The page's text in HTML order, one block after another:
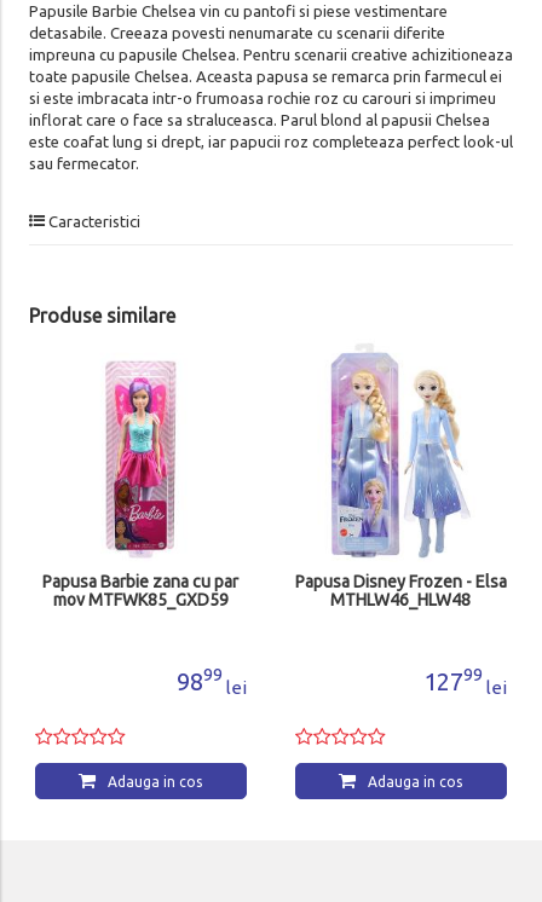
Papusile Barbie Chelsea vin cu pantofi si piese vestimentare
detasabile. Creeaza povesti nenumarate cu scenarii diferite
impreuna cu papusile Chelsea. Pentru scenarii creative achizitioneaza
toate papusile Chelsea. Aceasta papusa se remarca prin farmecul ei
si este imbracata intr-o frumoasa rochie roz cu carouri si imprimeu
inflorat care o face sa straluceasca. Parul blond al papusii Chelsea
este coafat lung si drept, iar papucii roz completeaza perfect look-ul
sau fermecator.
Caracteristici
Produse similare
Papusa Barbie zana cu par
mov MTFWK85_GXD59
9899
lei
Adauga in cos
Papusa Disney Frozen - Elsa
MTHLW46_HLW48
12799
lei
Adauga in cos